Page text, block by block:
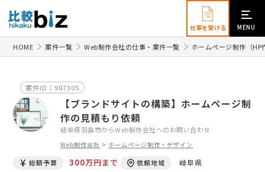
仕事を受ける MENU
HOME 案件一覧 Web制作会社の仕事・案件一覧 ホームページ制作（
案件ID：987305
【ブランドサイトの構築】ホームページ制
作の見積もり依頼
岐阜県羽島市からWeb制作会社へのお問い合わせ
Web制作会社 > ホームページ制作・デザイン
総額予算 300万円まで 依頼地域 岐阜県